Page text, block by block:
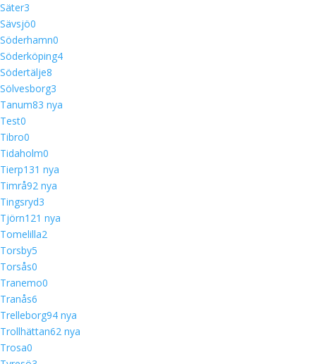
Säter3
Sävsjö0
Söderhamn0
Söderköping4
Södertälje8
Sölvesborg3
Tanum83 nya
Test0
Tibro0
Tidaholm0
Tierp131 nya
Timrå92 nya
Tingsryd3
Tjörn121 nya
Tomelilla2
Torsby5
Torsås0
Tranemo0
Tranås6
Trelleborg94 nya
Trollhättan62 nya
Trosa0